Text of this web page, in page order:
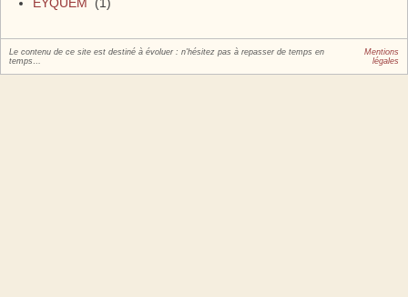
EYQUEM (1)
Le contenu de ce site est destiné à évoluer : n'hésitez pas à repasser de temps en
temps…
Mentions
légales